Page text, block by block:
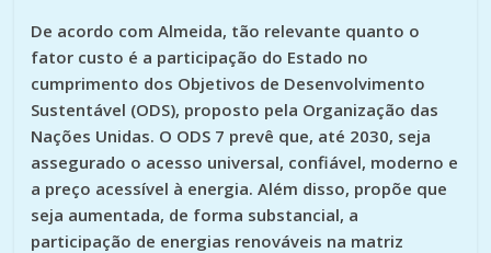
De acordo com Almeida, tão relevante quanto o
fator custo é a participação do Estado no
cumprimento dos Objetivos de Desenvolvimento
Sustentável (ODS), proposto pela Organização das
Nações Unidas. O ODS 7 prevê que, até 2030, seja
assegurado o acesso universal, confiável, moderno e
a preço acessível à energia. Além disso, propõe que
seja aumentada, de forma substancial, a
participação de energias renováveis na matriz